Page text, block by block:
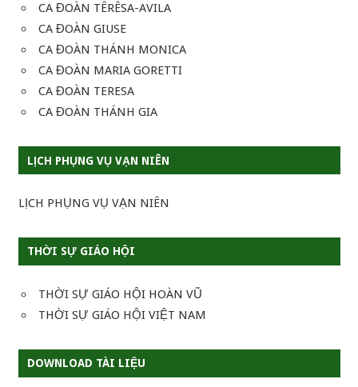
CA ĐOÀN TÊRÊSA-AVILA
CA ĐOÀN GIUSE
CA ĐOÀN THÁNH MONICA
CA ĐOÀN MARIA GORETTI
CA ĐOÀN TERESA
CA ĐOÀN THÁNH GIA
LỊCH PHỤNG VỤ VẠN NIÊN
LỊCH PHỤNG VỤ VẠN NIÊN
THỜI SỰ GIÁO HỘI
THỜI SỰ GIÁO HỘI HOÀN VŨ
THỜI SỰ GIÁO HỘI VIỆT NAM
DOWNLOAD TÀI LIỆU